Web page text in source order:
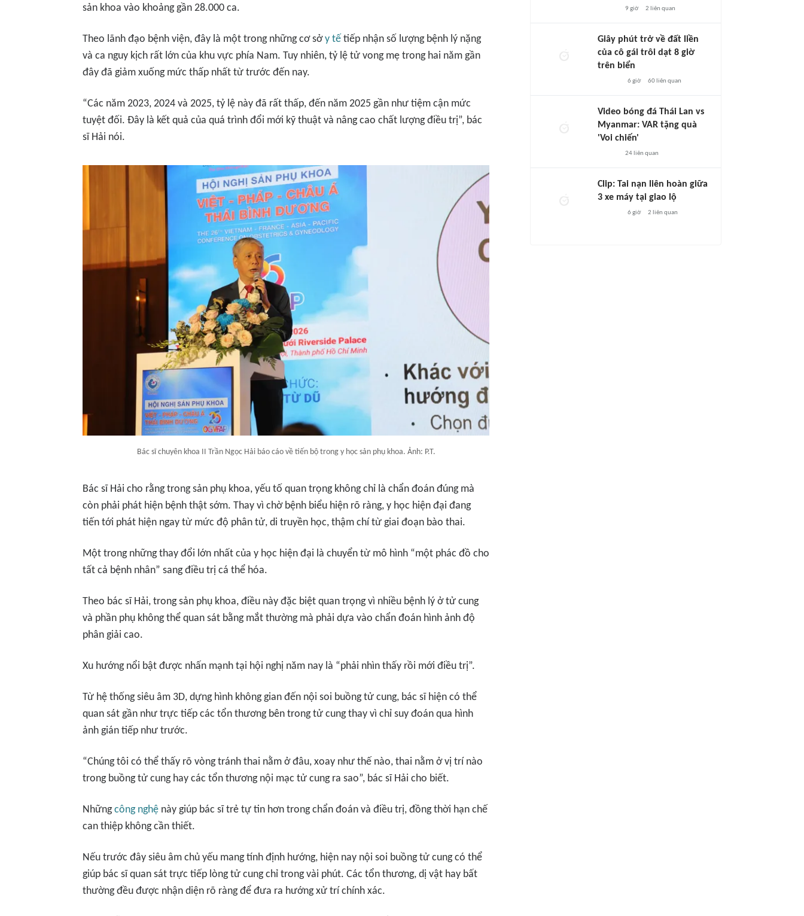
sản khoa vào khoảng gần 28.000 ca.
Theo lãnh đạo bệnh viện, đây là một trong những cơ sởy tế tiếp nhận số lượng bệnh lý nặng
và ca nguy kịch rất lớn của khu vực phía Nam. Tuy nhiên, tỷ lệ tử vong mẹ trong hai năm gần
đây đã giảm xuống mức thấp nhất từ trước đến nay.
“Các năm 2023, 2024 và 2025, tỷ lệ này đã rất thấp, đến năm 2025 gần như tiệm cận mức
tuyệt đối. Đây là kết quả của quá trình đổi mới kỹ thuật và nâng cao chất lượng điều trị”, bác
sĩ Hải nói.
Bác sĩ chuyên khoa II Trần Ngọc Hải báo cáo về tiến bộ trong y học sản phụ khoa. Ảnh: P.T.
Bác sĩ Hải cho rằng trong sản phụ khoa, yếu tố quan trọng không chỉ là chẩn đoán đúng mà
còn phải phát hiện bệnh thật sớm. Thay vì chờ bệnh biểu hiện rõ ràng, y học hiện đại đang
tiến tới phát hiện ngay từ mức độ phân tử, di truyền học, thậm chí từ giai đoạn bào thai.
Một trong những thay đổi lớn nhất của y học hiện đại là chuyển từ mô hình “một phác đồ cho
tất cả bệnh nhân” sang điều trị cá thể hóa.
Theo bác sĩ Hải, trong sản phụ khoa, điều này đặc biệt quan trọng vì nhiều bệnh lý ở tử cung
và phần phụ không thể quan sát bằng mắt thường mà phải dựa vào chẩn đoán hình ảnh độ
phân giải cao.
Xu hướng nổi bật được nhấn mạnh tại hội nghị năm nay là “phải nhìn thấy rồi mới điều trị”.
Từ hệ thống siêu âm 3D, dựng hình không gian đến nội soi buồng tử cung, bác sĩ hiện có thể
quan sát gần như trực tiếp các tổn thương bên trong tử cung thay vì chỉ suy đoán qua hình
ảnh gián tiếp như trước.
“Chúng tôi có thể thấy rõ vòng tránh thai nằm ở đâu, xoay như thế nào, thai nằm ở vị trí nào
trong buồng tử cung hay các tổn thương nội mạc tử cung ra sao”, bác sĩ Hải cho biết.
Nhữngcông nghệ này giúp bác sĩ trẻ tự tin hơn trong chẩn đoán và điều trị, đồng thời hạn chế
can thiệp không cần thiết.
Nếu trước đây siêu âm chủ yếu mang tính định hướng, hiện nay nội soi buồng tử cung có thể
giúp bác sĩ quan sát trực tiếp lòng tử cung chỉ trong vài phút. Các tổn thương, dị vật hay bất
thường đều được nhận diện rõ ràng để đưa ra hướng xử trí chính xác.
9 giờ 2 liên quan
Giây phút trở về đất liền
của cô gái trôi dạt 8 giờ
trên biển
6 giờ 60liên quan
Video bóng đá Thái Lan vs
Myanmar: VAR tặng quà
'Voi chiến'
24liên quan
Clip: Tai nạn liên hoàn giữa
3 xe máy tại giao lộ
6 giờ 2 liên quan